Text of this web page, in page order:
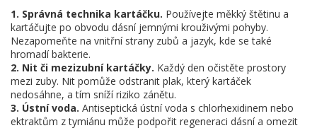
1. Správná technika kartáčku. Používejte měkký štětinu a
kartáčujte po obvodu dásní jemnými krouživými pohyby.
Nezapomeňte na vnitřní strany zubů a jazyk, kde se také
hromadí bakterie.
2. Nit či mezizubní kartáčky. Každý den očistěte prostory
mezi zuby. Nit pomůže odstranit plak, který kartáček
nedosáhne, a tím sníží riziko zánětu.
3. Ústní voda. Antiseptická ústní voda s chlorhexidinem nebo
ektraktům z tymiánu může podpořit regeneraci dásní a omezit